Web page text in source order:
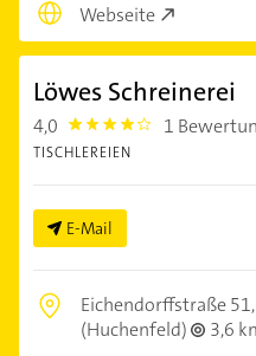
Webseite
Löwes Schreinerei
4,0 4.0 1
TISCHLEREIEN
E-Mail
Eichendorffstraße 51,
(Huchenfeld)
3,6